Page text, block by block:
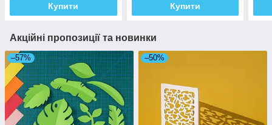
Купити Купити
Акційні пропозиції та новинки
–57% –50%